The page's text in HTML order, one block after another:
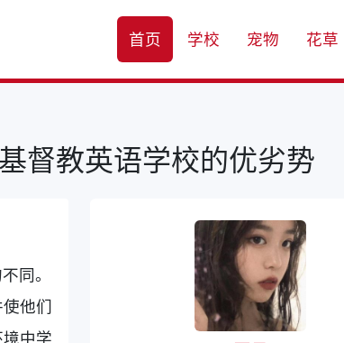
首页 学校 宠物 花草
督教英语学校的优劣势
同。
他们
中学